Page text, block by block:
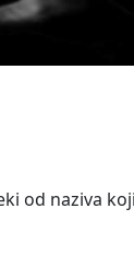
od naziva